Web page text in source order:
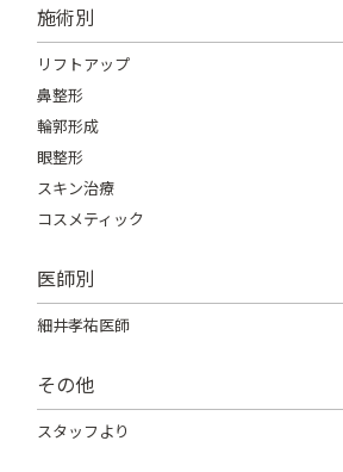
施術別
リフトアップ
鼻整形
輪郭形成
眼整形
スキン治療
コスメティック
医師別
細井孝祐医師
その他
スタッフより